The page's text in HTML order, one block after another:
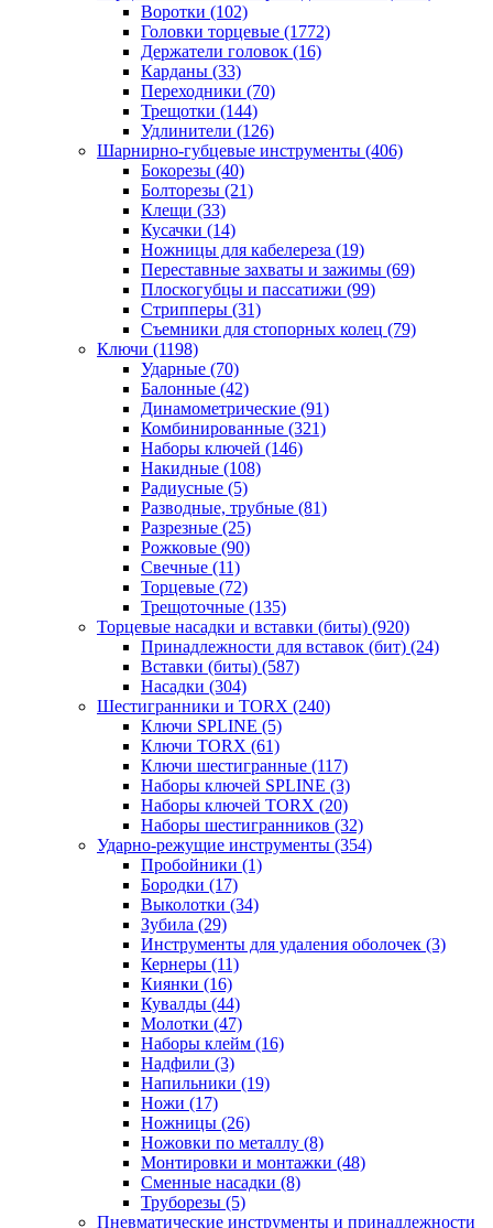
Воротки (102)
Головки торцевые (1772)
Держатели головок (16)
Карданы (33)
Переходники (70)
Трещотки (144)
Удлинители (126)
Шарнирно-губцевые инструменты (406)
Бокорезы (40)
Болторезы (21)
Клещи (33)
Кусачки (14)
Ножницы для кабелереза (19)
Переставные захваты и зажимы (69)
Плоскогубцы и пассатижи (99)
Стрипперы (31)
Съемники для стопорных колец (79)
Ключи (1198)
Ударные (70)
Балонные (42)
Динамометрические (91)
Комбинированные (321)
Наборы ключей (146)
Накидные (108)
Радиусные (5)
Разводные, трубные (81)
Разрезные (25)
Рожковые (90)
Свечные (11)
Торцевые (72)
Трещоточные (135)
Торцевые насадки и вставки (биты) (920)
Принадлежности для вставок (бит) (24)
Вставки (биты) (587)
Насадки (304)
Шестигранники и TORX (240)
Ключи SPLINE (5)
Ключи TORX (61)
Ключи шестигранные (117)
Наборы ключей SPLINE (3)
Наборы ключей TORX (20)
Наборы шестигранников (32)
Ударно-режущие инструменты (354)
Пробойники (1)
Бородки (17)
Выколотки (34)
Зубила (29)
Инструменты для удаления оболочек (3)
Кернеры (11)
Киянки (16)
Кувалды (44)
Молотки (47)
Наборы клейм (16)
Надфили (3)
Напильники (19)
Ножи (17)
Ножницы (26)
Ножовки по металлу (8)
Монтировки и монтажки (48)
Сменные насадки (8)
Труборезы (5)
Пневматические инструменты и принадлежности